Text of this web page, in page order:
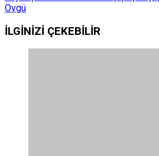
Övgü
İLGİNİZİ ÇEKEBİLİR